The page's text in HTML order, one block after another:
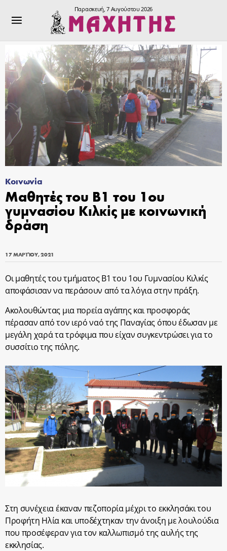
Παρασκευή, 7 Αυγούστου 2026
Κοινωνία
Μαθητές του Β1 του 1ου
γυμνασίου Κιλκίς με κοινωνική
δράση
17 ΜΑΡΤΊΟΥ, 2021
Οι μαθητές του τμήματος Β1 του 1ου Γυμνασίου Κιλκίς
αποφάσισαν να περάσουν από τα λόγια στην πράξη.
Ακολουθώντας μια πορεία αγάπης και προσφοράς
πέρασαν από τον ιερό ναό της Παναγίας όπου έδωσαν με
μεγάλη χαρά τα τρόφιμα που είχαν συγκεντρώσει για το
συσσίτιο της πόλης.
Στη συνέχεια έκαναν πεζοπορία μέχρι το εκκλησάκι του
Προφήτη Ηλία και υποδέχτηκαν την άνοιξη με λουλούδια
που προσέφεραν για τον καλλωπισμό της αυλής της
εκκλησίας.